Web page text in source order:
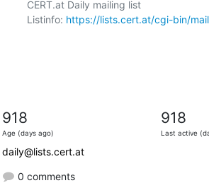
CERT.at Daily mailing list
Listinfo: https://lists.cert.at/cgi-bin/
918
Age (days ago)
918
Last active
daily@lists.cert.at
0 comments